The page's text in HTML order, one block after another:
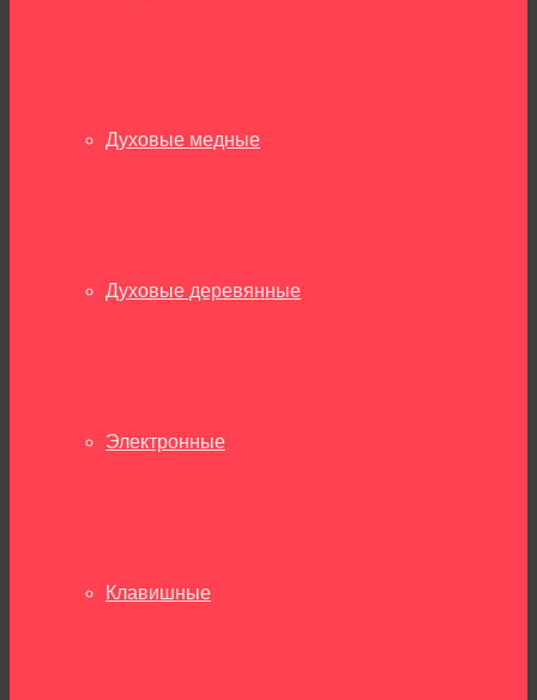
Духовые медные
Духовые деревянные
Электронные
Клавишные